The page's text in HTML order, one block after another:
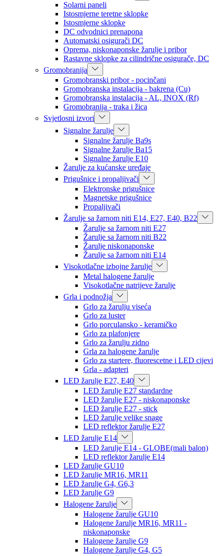
Solarni paneli
Istosmjerne teretne sklopke
Istosmjerne sklopke
DC odvodnici prenapona
Automatski osigurači DC
Oprema, niskonaponske žarulje i pribor
Rastavne sklopke za cilindrične osigurače, DC
Gromobranija
Gromobranski pribor - pocinčani
Gromobranska instalacija - bakrena (Cu)
Gromobranska instalacija - AL, INOX (Rf)
Gromobranija - traka i žica
Svjetlosni izvori
Signalne žarulje
Signalne žarulje Ba9s
Signalne žarulje Ba15
Signalne žarulje E10
Žarulje za kućanske uređaje
Prigušnice i propaljivači
Elektronske prigušnice
Magnetske prigušnice
Propaljivači
Žarulje sa žarnom niti E14, E27, E40, B22
Žarulje sa žarnom niti E27
Žarulje sa žarnom niti B22
Žarulje niskonaponske
Žarulje sa žarnom niti E14
Visokotlačne izbojne žarulje
Metal halogene žarulje
Visokotlačne natrijeve žarulje
Grla i podnožja
Grlo za žarulju viseća
Grlo za luster
Grlo porculansko - keramičko
Grlo za plafonjere
Grlo za žarulju zidno
Grla za halogene žarulje
Grlo za startere, fluorescetne i LED cijevi
Grla - adapteri
LED žarulje E27, E40
LED žarulje E27 standardne
LED žarulje E27 - niskonaponske
LED žarulje E27 - stick
LED žarulje velike snage
LED reflektor žarulje E27
LED žarulje E14
LED žarulje E14 - GLOBE(mali balon)
LED reflektor žarulje E14
LED žarulje GU10
LED žarulje MR16, MR11
LED žarulje G4, G6,3
LED žarulje G9
Halogene žarulje
Halogene žarulje GU10
Halogene žarulje MR16, MR11 -
niskonaponske
Halogene žarulje G9
Halogene žarulje G4, G5